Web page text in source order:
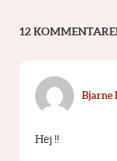
12
Bjarne
Hej !!